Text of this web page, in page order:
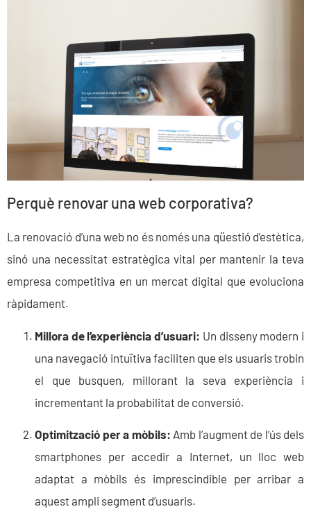
Perquè renovar una web corporativa?
La renovació d’una web no és només una qüestió d’estètica,
sinó una necessitat estratègica vital per mantenir la teva
empresa competitiva en un mercat digital que evoluciona
ràpidament.
Millora de l’experiència d’usuari: Un disseny modern i
una navegació intuïtiva faciliten que els usuaris trobin
el que busquen, millorant la seva experiència i
incrementant la probabilitat de conversió.
Optimització per a mòbils: Amb l’augment de l’ús dels
smartphones per accedir a Internet, un lloc web
adaptat a mòbils és imprescindible per arribar a
aquest ampli segment d’usuaris.